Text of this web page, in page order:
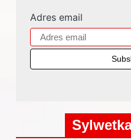
Adres email